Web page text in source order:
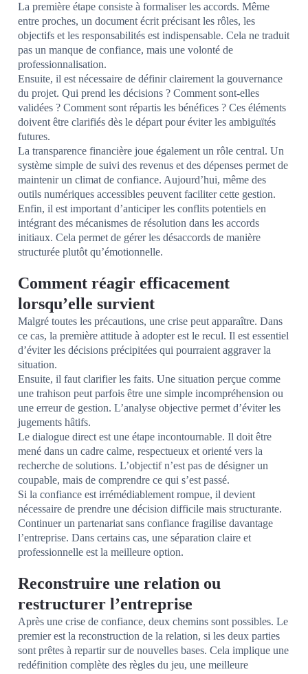
La première étape consiste à formaliser les accords. Même
entre proches, un document écrit précisant les rôles, les
objectifs et les responsabilités est indispensable. Cela ne traduit
pas un manque de confiance, mais une volonté de
professionnalisation.
Ensuite, il est nécessaire de définir clairement la gouvernance
du projet. Qui prend les décisions ? Comment sont-elles
validées ? Comment sont répartis les bénéfices ? Ces éléments
doivent être clarifiés dès le départ pour éviter les ambiguïtés
futures.
La transparence financière joue également un rôle central. Un
système simple de suivi des revenus et des dépenses permet de
maintenir un climat de confiance. Aujourd’hui, même des
outils numériques accessibles peuvent faciliter cette gestion.
Enfin, il est important d’anticiper les conflits potentiels en
intégrant des mécanismes de résolution dans les accords
initiaux. Cela permet de gérer les désaccords de manière
structurée plutôt qu’émotionnelle.
Comment réagir efficacement
lorsqu’elle survient
Malgré toutes les précautions, une crise peut apparaître. Dans
ce cas, la première attitude à adopter est le recul. Il est essentiel
d’éviter les décisions précipitées qui pourraient aggraver la
situation.
Ensuite, il faut clarifier les faits. Une situation perçue comme
une trahison peut parfois être une simple incompréhension ou
une erreur de gestion. L’analyse objective permet d’éviter les
jugements hâtifs.
Le dialogue direct est une étape incontournable. Il doit être
mené dans un cadre calme, respectueux et orienté vers la
recherche de solutions. L’objectif n’est pas de désigner un
coupable, mais de comprendre ce qui s’est passé.
Si la confiance est irrémédiablement rompue, il devient
nécessaire de prendre une décision difficile mais structurante.
Continuer un partenariat sans confiance fragilise davantage
l’entreprise. Dans certains cas, une séparation claire et
professionnelle est la meilleure option.
Reconstruire une relation ou
restructurer l’entreprise
Après une crise de confiance, deux chemins sont possibles. Le
premier est la reconstruction de la relation, si les deux parties
sont prêtes à repartir sur de nouvelles bases. Cela implique une
redéfinition complète des règles du jeu, une meilleure